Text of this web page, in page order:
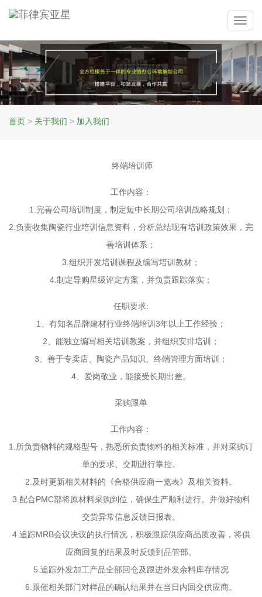
首页 > 关于我们 > 加入我们
终端培训师
工作内容：
1.完善公司培训制度，制定短中长期公司培训战略规划；
2.负责收集陶瓷行业培训信息资料，分析总结现有培训政策效果，完
善培训体系；
3.组织开发培训课程及编写培训教材；
4.制定导购星级评定方案，并负责跟踪落实；
任职要求:
1、有知名品牌建材行业终端培训3年以上工作经验；
2、能独立编写相关培训教案，并组织安排培训；
3、善于专卖店、陶瓷产品知识、终端管理方面培训；
4、爱岗敬业，能接受长期出差。
采购跟单
工作内容：
1.所负责物料的规格型号，熟悉所负责物料的相关标准，并对采购订
单的要求、交期进行掌控。
2.及时更新相关材料的《合格供应商一览表》及相关资料。
3.配合PMC部将原材料采购到位，确保生产顺利进行。并做好物料
交货异常信息反馈日报表。
4.追踪MRB会议决议的执行情况，积极跟踪供应商品质改善，将供
应商回复的结果及时反馈到品管部。
5.追踪外发加工产品全部回仓及跟进外发余料库存情况
6.跟催相关部门对样品的确认结果并在当日内回交供应商。